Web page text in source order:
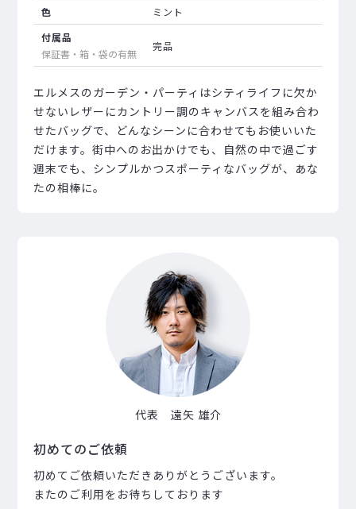
色
ミント
付属品
保証書・箱・袋の有無
完品
エルメスのガーデン・パーティはシティライフに欠か
せないレザーにカントリー調のキャンバスを組み合わ
せたバッグで、どんなシーンに合わせてもお使いいた
だけます。街中へのお出かけでも、自然の中で過ごす
週末でも、シンプルかつスポーティなバッグが、あな
たの相棒に。
代表 遠矢 雄介
初めてのご依頼
初めてご依頼いただきありがとうございます。
またのご利用をお待ちしております